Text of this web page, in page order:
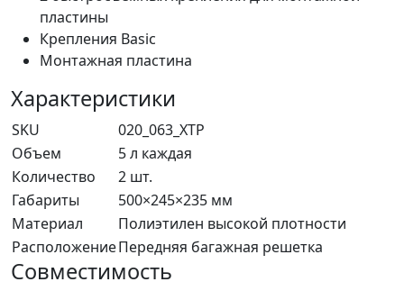
пластины
Крепления Basic
Монтажная пластина
Характеристики
SKU
020_063_XTP
Объем
5 л каждая
Количество
2 шт.
Габариты
500×245×235 мм
Материал
Полиэтилен высокой плотности
РасположениеПередняя багажная решетка
Совместимость